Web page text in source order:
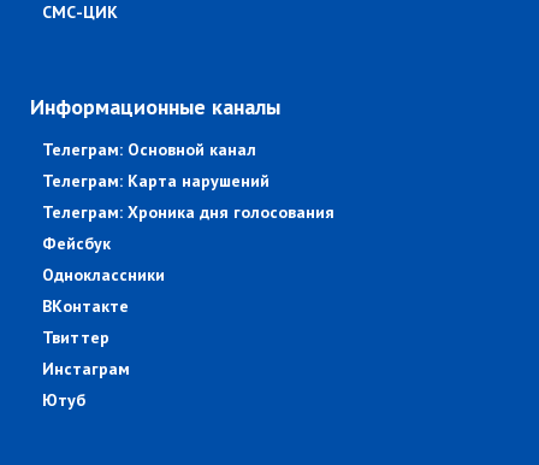
СМС-ЦИК
Информационные каналы
Телеграм: Основной канал
Телеграм: Карта нарушений
Телеграм: Хроника дня голосования
Фейсбук
Одноклассники
ВКонтакте
Твиттер
Инстаграм
Ютуб